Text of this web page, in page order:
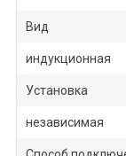
Вид
индукционная
Установка
независимая